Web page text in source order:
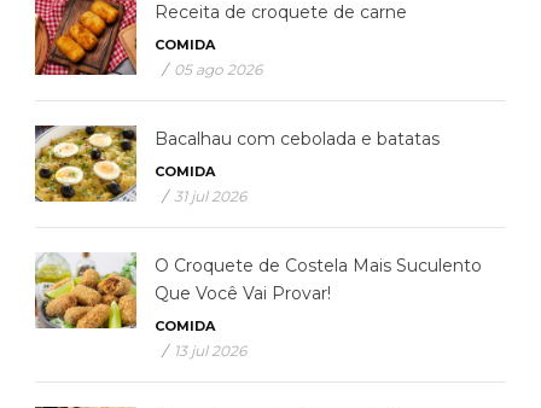
Receita de croquete de carne
COMIDA
/ 05 ago 2026
Bacalhau com cebolada e batatas
COMIDA
/ 31 jul 2026
O Croquete de Costela Mais Suculento
Que Você Vai Provar!
COMIDA
/ 13 jul 2026